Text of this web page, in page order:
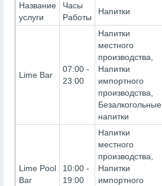
Название
услуги
Часы
Работы
Напитки
Lime Bar
07:00 -
23:00
Напитки
местного
производства,
Напитки
импортного
производства,
Безалкогольные
напитки
Lime Pool
Bar
10:00 -
19:00
Напитки
местного
производства,
Напитки
импортного